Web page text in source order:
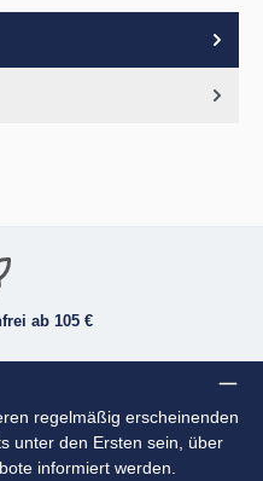
ab 105 €
regelmäßig erscheinenden
unter den Ersten sein, über
informiert werden.